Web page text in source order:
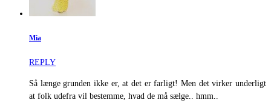
Mia
REPLY
Så længe grunden ikke er, at det er farligt! Men det virker underligt
at folk udefra vil bestemme, hvad de må sælge.. hmm..